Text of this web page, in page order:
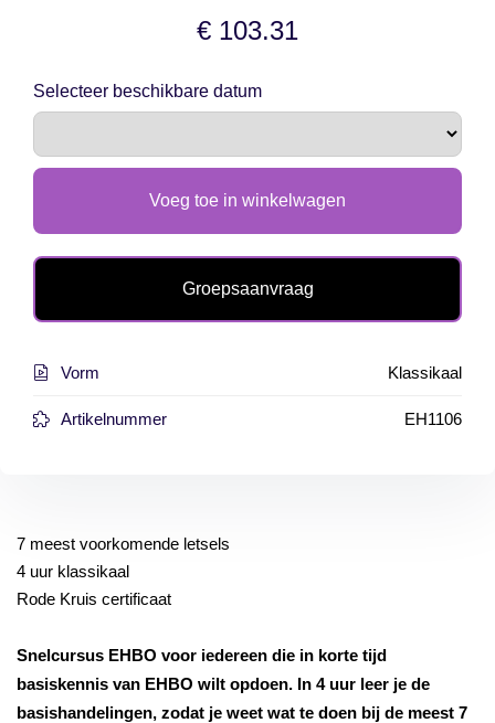
€ 103.31
Selecteer beschikbare datum
Voeg toe in winkelwagen
Groepsaanvraag
Vorm Klassikaal
Artikelnummer EH1106
7 meest voorkomende letsels
4 uur klassikaal
Rode Kruis certificaat
Snelcursus EHBO voor iedereen die in korte tijd
basiskennis van EHBO wilt opdoen. In 4 uur leer je de
basishandelingen, zodat je weet wat te doen bij de meest 7